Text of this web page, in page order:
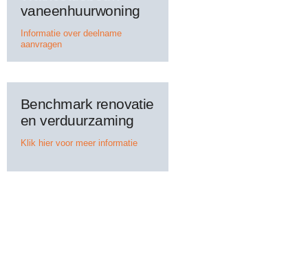
vaneenhuurwoning
Informatie over deelname
aanvragen
Benchmark renovatie
en verduurzaming
Klik hier voor meer informatie